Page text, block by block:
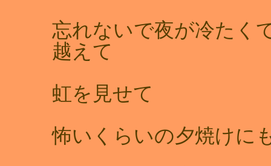
忘れないで夜が冷たく
越えて
虹を見せて
怖いくらいの夕焼け